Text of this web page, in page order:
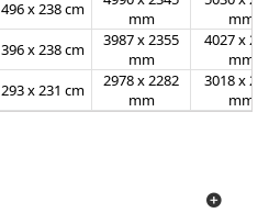
496 x 238 cm
mm
mm
396 x 238 cm
3987 x 2355
mm
4027 x
mm
293 x 231 cm
2978 x 2282
mm
3018 x
mm